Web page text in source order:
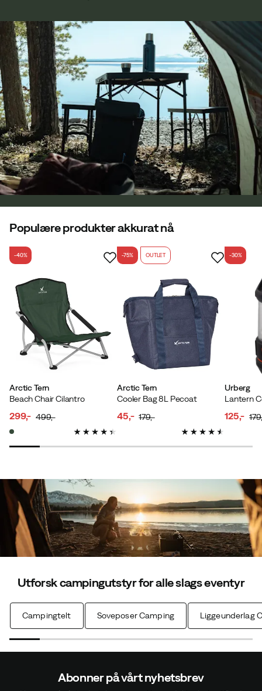
Populære produkter akkurat nå
Arctic Tern
Beach Chair Cilantro
-40%
discounted
299,-
original
499,-
Arctic Tern
Cooler Bag 8L Pecoat
-75% OUTLET
45,- 179,-
Urberg
Lantern
-30%
125,-
Utforsk campingutstyr for alle slags eventyr
Campingtelt Soveposer Camping Liggeunderlag
Abonner på vårt nyhetsbrev